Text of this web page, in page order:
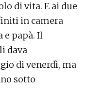
di vita. E ai due
in camera
e papà. Il
dava
di venerdì, ma
sotto